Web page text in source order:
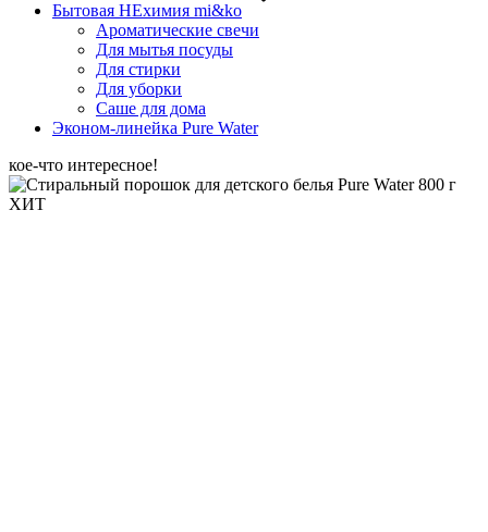
Бытовая НЕхимия mi&ko
Ароматические свечи
Для мытья посуды
Для стирки
Для уборки
Саше для дома
Эконом-линейка Pure Water
кое-что интересное!
ХИТ